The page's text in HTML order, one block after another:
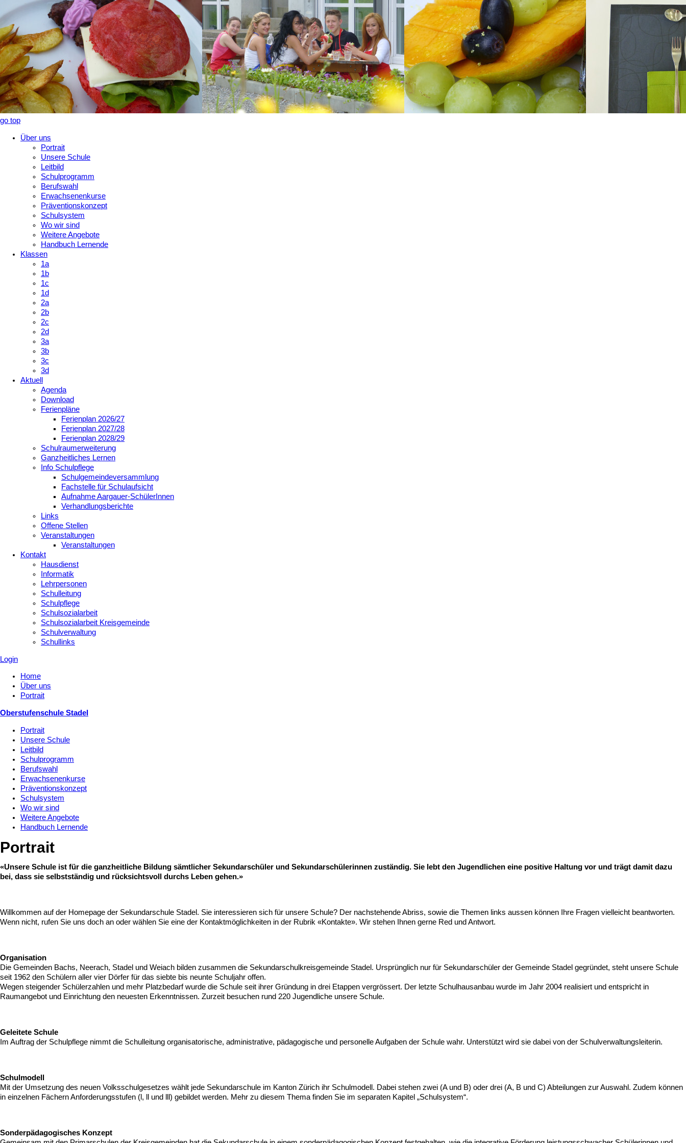
go top
Über uns
Portrait
Unsere Schule
Leitbild
Schulprogramm
Berufswahl
Erwachsenenkurse
Präventionskonzept
Schulsystem
Wo wir sind
Weitere Angebote
Handbuch Lernende
Klassen
1a
1b
1c
1d
2a
2b
2c
2d
3a
3b
3c
3d
Aktuell
Agenda
Download
Ferienpläne
Ferienplan 2026/27
Ferienplan 2027/28
Ferienplan 2028/29
Schulraumerweiterung
Ganzheitliches Lernen
Info Schulpflege
Schulgemeindeversammlung
Fachstelle für Schulaufsicht
Aufnahme Aargauer-SchülerInnen
Verhandlungsberichte
Links
Offene Stellen
Veranstaltungen
Veranstaltungen
Kontakt
Hausdienst
Informatik
Lehrpersonen
Schulleitung
Schulpflege
Schulsozialarbeit
Schulsozialarbeit Kreisgemeinde
Schulverwaltung
Schullinks
Login
Home
Über uns
Portrait
Oberstufenschule Stadel
Portrait
Unsere Schule
Leitbild
Schulprogramm
Berufswahl
Erwachsenenkurse
Präventionskonzept
Schulsystem
Wo wir sind
Weitere Angebote
Handbuch Lernende
Portrait
«Unsere Schule ist für die ganzheitliche Bildung sämtlicher Sekundarschüler und Sekundarschülerinnen zuständig. Sie lebt den Jugendlichen eine positive Haltung vor und trägt damit dazu
bei, dass sie selbstständig und rücksichtsvoll durchs Leben gehen.»
Willkommen auf der Homepage der Sekundarschule Stadel. Sie interessieren sich für unsere Schule? Der nachstehende Abriss, sowie die Themen links aussen können Ihre Fragen vielleicht beantworten.
Wenn nicht, rufen Sie uns doch an oder wählen Sie eine der Kontaktmöglichkeiten in der Rubrik «Kontakte». Wir stehen Ihnen gerne Red und Antwort.
Organisation
Die Gemeinden Bachs, Neerach, Stadel und Weiach bilden zusammen die Sekundarschulkreisgemeinde Stadel. Ursprünglich nur für Sekundarschüler der Gemeinde Stadel gegründet, steht unsere Schule
seit 1962 den Schülern aller vier Dörfer für das siebte bis neunte Schuljahr offen.
Wegen steigender Schülerzahlen und mehr Platzbedarf wurde die Schule seit ihrer Gründung in drei Etappen vergrössert. Der letzte Schulhausanbau wurde im Jahr 2004 realisiert und entspricht in
Raumangebot und Einrichtung den neuesten Erkenntnissen. Zurzeit besuchen rund 220 Jugendliche unsere Schule.
Geleitete Schule
Im Auftrag der Schulpflege nimmt die Schulleitung organisatorische, administrative, pädagogische und personelle Aufgaben der Schule wahr. Unterstützt wird sie dabei von der Schulverwaltungsleiterin.
Schulmodell
Mit der Umsetzung des neuen Volksschulgesetzes wählt jede Sekundarschule im Kanton Zürich ihr Schulmodell. Dabei stehen zwei (A und B) oder drei (A, B und C) Abteilungen zur Auswahl. Zudem können
in einzelnen Fächern Anforderungsstufen (l, ll und lll) gebildet werden. Mehr zu diesem Thema finden Sie im separaten Kapitel „Schulsystem“.
Sonderpädagogisches Konzept